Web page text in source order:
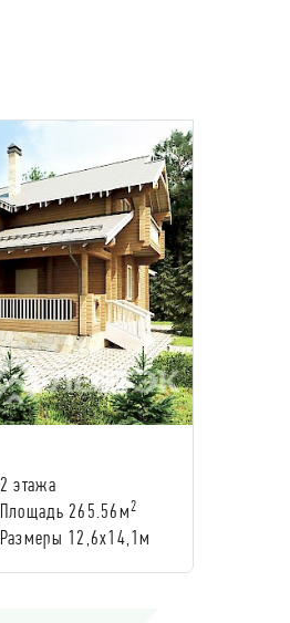
2 этажа
Площадь 265.56м2
Размеры 12,6х14,1м